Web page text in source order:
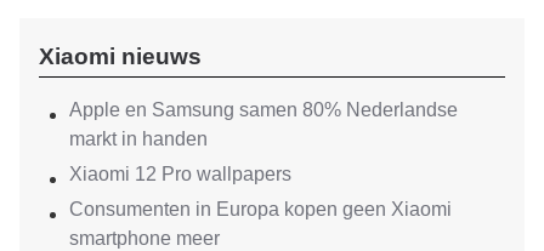
Xiaomi nieuws
Apple en Samsung samen 80% Nederlandse
markt in handen
Xiaomi 12 Pro wallpapers
Consumenten in Europa kopen geen Xiaomi
smartphone meer